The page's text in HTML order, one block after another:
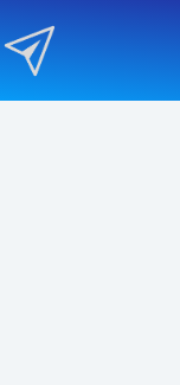
Inhalt
springen